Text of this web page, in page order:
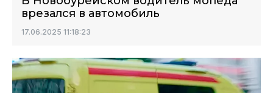
врезался в автомобиль
17.06.2025 11:18:23